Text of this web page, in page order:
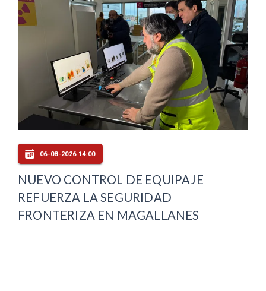
06-08-2026 14:00
NUEVO CONTROL DE EQUIPAJE
REFUERZA LA SEGURIDAD
FRONTERIZA EN MAGALLANES